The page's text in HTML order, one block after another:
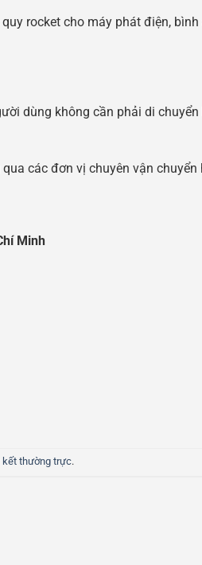
rocket cho máy phát điện,
dùng không cần phải di
các đơn vị chuyên vận chuyển
Minh
kết thường trực.